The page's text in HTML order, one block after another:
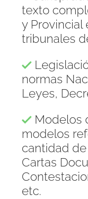
texto
y Provincial
tribunales
normas
Leyes,
Modelos
modelos
cantidad
Cartas
etc.